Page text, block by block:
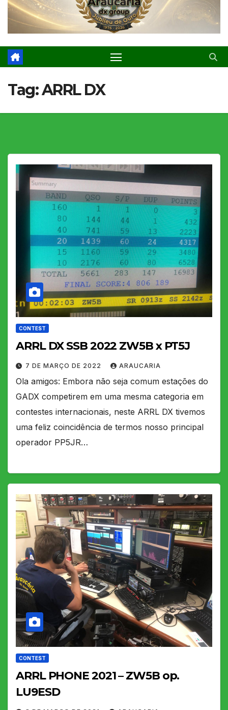
Tag:ARRL DX
CONTEST
ARRL DX SSB 2022 ZW5B x PT5J
7 DE MARÇO DE 2022 ARAUCARIA
Ola amigos: Embora não seja comum estações do
GADX competirem em uma mesma categoria em
contestes internacionais, neste ARRL DX tivemos
uma feliz coincidência de termos nosso principal
operador PP5JR…
CONTEST
ARRL PHONE 2021 – ZW5B op.
LU9ESD